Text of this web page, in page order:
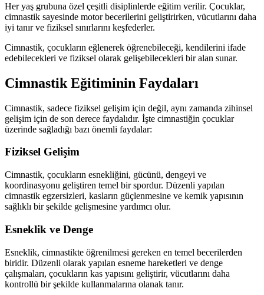
Her yaş grubuna özel çeşitli disiplinlerde eğitim verilir. Çocuklar,
cimnastik sayesinde motor becerilerini geliştirirken, vücutlarını daha
iyi tanır ve fiziksel sınırlarını keşfederler.
Cimnastik, çocukların eğlenerek öğrenebileceği, kendilerini ifade
edebilecekleri ve fiziksel olarak gelişebilecekleri bir alan sunar.
Cimnastik Eğitiminin Faydaları
Cimnastik, sadece fiziksel gelişim için değil, aynı zamanda zihinsel
gelişim için de son derece faydalıdır. İşte cimnastiğin çocuklar
üzerinde sağladığı bazı önemli faydalar:
Fiziksel Gelişim
Cimnastik, çocukların esnekliğini, gücünü, dengeyi ve
koordinasyonu geliştiren temel bir spordur. Düzenli yapılan
cimnastik egzersizleri, kasların güçlenmesine ve kemik yapısının
sağlıklı bir şekilde gelişmesine yardımcı olur.
Esneklik ve Denge
Esneklik, cimnastikte öğrenilmesi gereken en temel becerilerden
biridir. Düzenli olarak yapılan esneme hareketleri ve denge
çalışmaları, çocukların kas yapısını geliştirir, vücutlarını daha
kontrollü bir şekilde kullanmalarına olanak tanır.